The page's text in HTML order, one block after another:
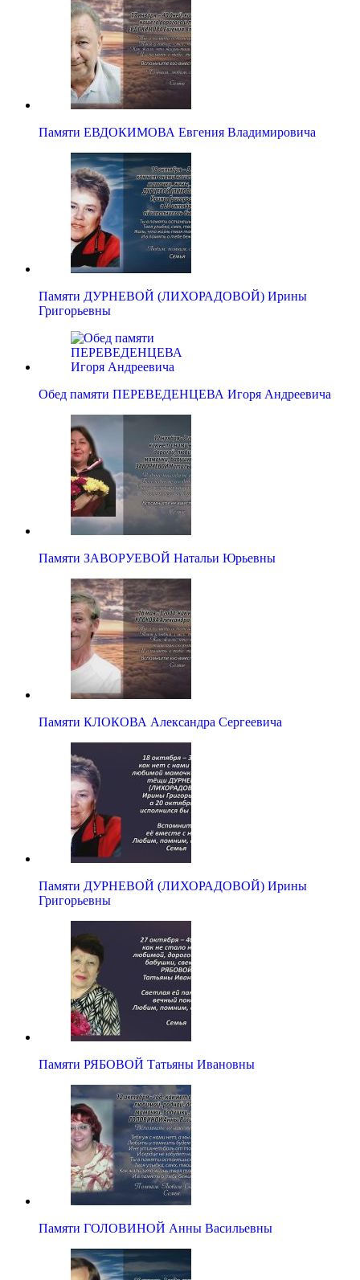
Памяти ЕВДОКИМОВА Евгения Владимировича
Памяти ДУРНЕВОЙ (ЛИХОРАДОВОЙ) Ирины
Григорьевны
Обед памяти ПЕРЕВЕДЕНЦЕВА Игоря Андреевича
Памяти ЗАВОРУЕВОЙ Натальи Юрьевны
Памяти КЛОКОВА Александра Сергеевича
Памяти ДУРНЕВОЙ (ЛИХОРАДОВОЙ) Ирины
Григорьевны
Памяти РЯБОВОЙ Татьяны Ивановны
Памяти ГОЛОВИНОЙ Анны Васильевны